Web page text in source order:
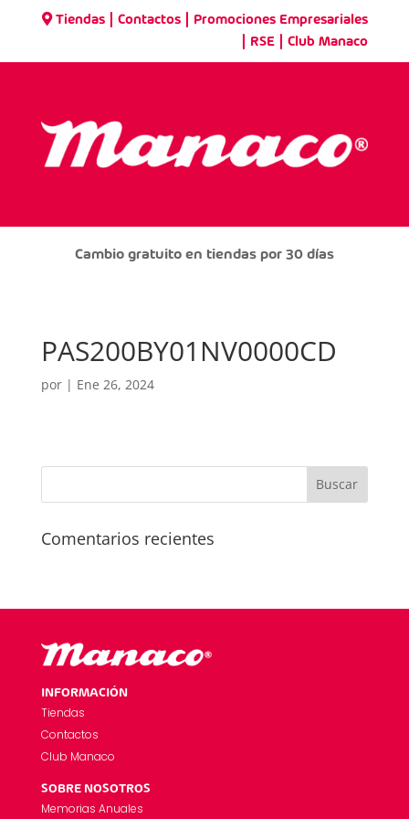
Tiendas |Contactos Promociones Empresariales
RSE |Club Manaco
Cambio gratuito en tiendas por 30 días
PAS200BY01NV0000CD
por | Ene 26, 2024
Comentarios recientes
INFORMACIÓN
Tiendas
Contactos
Club Manaco
SOBRE NOSOTROS
Memorias Anuales